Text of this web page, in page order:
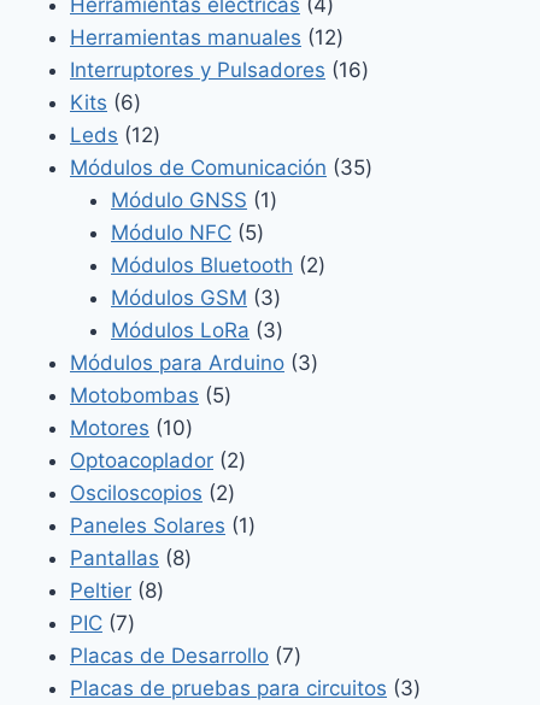
productos
Herramientas manuales 1212
productos
Interruptores y Pulsadores 1616
Kits 66
productos
Leds 1212
productos
Módulos de Comunicación 3535
Módulo GNSS 11
Módulo NFC 55
productos
Módulos Bluetooth 22
Módulos GSM 33
productos
Módulos LoRa 33
productos
Módulos para Arduino 33
Motobombas 55
Motores 1010
productos
Optoacoplador 22
Osciloscopios 22
productos
Paneles Solares 11
Pantallas 88
Peltier 88
PIC 77
productos
Placas de Desarrollo 77
productos
Placas de pruebas para circuitos 33